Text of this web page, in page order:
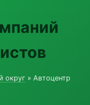
округ » Автоцентр